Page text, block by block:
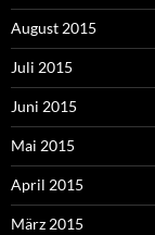
August 2015
Juli 2015
Juni 2015
Mai 2015
April 2015
März 2015